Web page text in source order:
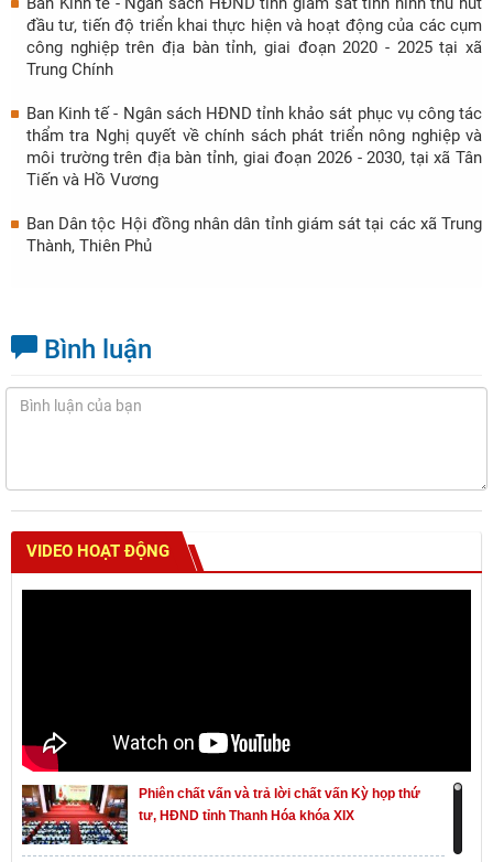
đầu tư, tiến độ triển khai thực hiện và hoạt động của các cụm
công nghiệp trên địa bàn tỉnh, giai đoạn 2020 - 2025 tại xã
Trung Chính
Ban Kinh tế - Ngân sách HĐND tỉnh khảo sát phục vụ công tác
thẩm tra Nghị quyết về chính sách phát triển nông nghiệp và
môi trường trên địa bàn tỉnh, giai đoạn 2026 - 2030, tại xã Tân
Tiến và Hồ Vương
Ban Dân tộc Hội đồng nhân dân tỉnh giám sát tại các xã Trung
Thành, Thiên Phủ
Bình luận
VIDEO HOẠT ĐỘNG
Phiên chất vấn và trả lời chất vấn Kỳ họp thứ
tư, HĐND tỉnh Thanh Hóa khóa XIX